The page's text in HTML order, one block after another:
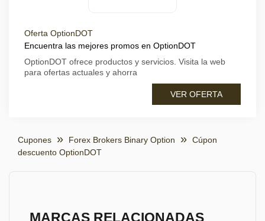
Oferta OptionDOT
Encuentra las mejores promos en OptionDOT
OptionDOT ofrece productos y servicios. Visita la web
para ofertas actuales y ahorra
VER OFERTA
Cupones Forex Brokers Binary Option
Cúpon
descuento OptionDOT
MARCAS RELACIONADAS